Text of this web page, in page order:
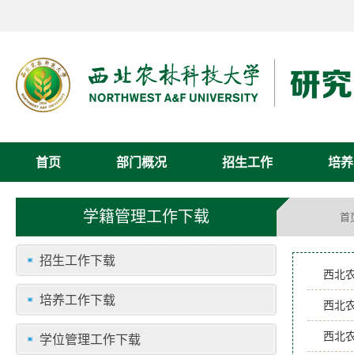
首页 部门概况 招生工作 培
学籍管理工作下载 首
招生工作下载
培养工作下载
学位管理工作下载
西北
西北
西北